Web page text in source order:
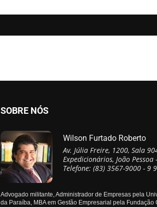
SOBRE NÓS
Wilson Furtado Roberto
Av. Júlia Freire, 1200, Sala
Expedicionários, João Pessoa
Telefone: (83) 3567-9000 - 9
Advogado militante, Administrador de Empresas pela
da Paraíba, MBA em Gestão Empresarial pela Fundação